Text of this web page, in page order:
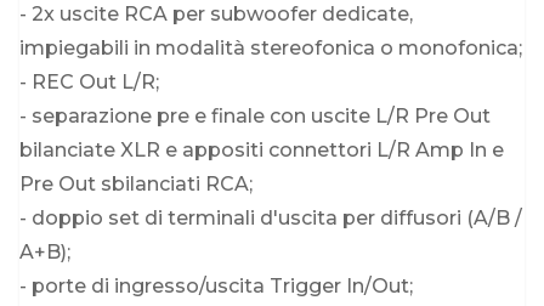
- 2x uscite RCA per subwoofer dedicate,
impiegabili in modalità stereofonica o monofonica;
- REC Out L/R;
- separazione pre e finale con uscite L/R Pre Out
bilanciate XLR e appositi connettori L/R Amp In e
Pre Out sbilanciati RCA;
- doppio set di terminali d'uscita per diffusori (A/B /
A+B);
- porte di ingresso/uscita Trigger In/Out;